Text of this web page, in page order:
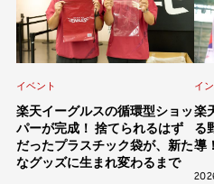
イベント
楽天イーグルスの循環型ショッ
パーが完成！ 捨てられるはず
だったプラスチック袋が、新た
なグッズに生まれ変わるまで
イ
楽
る
導